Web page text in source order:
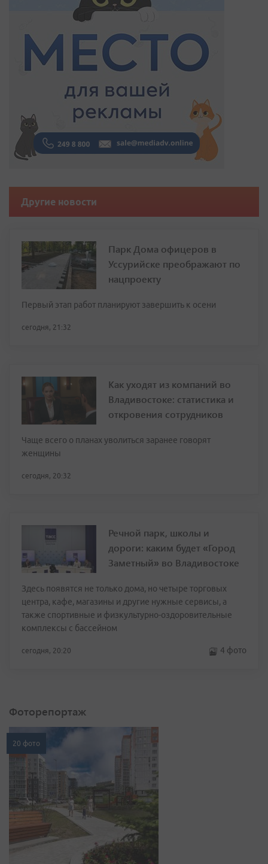
Другие новости
Парк Дома офицеров в
Уссурийске преображают по
нацпроекту
Первый этап работ планируют завершить к осени
сегодня, 21:32
Как уходят из компаний во
Владивостоке: статистика и
откровения сотрудников
Чаще всего о планах уволиться заранее говорят
женщины
сегодня, 20:32
Речной парк, школы и
дороги: каким будет «Город
Заметный» во Владивостоке
Здесь появятся не только дома, но четыре торговых
центра, кафе, магазины и другие нужные сервисы, а
также спортивные и физкультурно-оздоровительные
комплексы с бассейном
сегодня, 20:20 4 фото
Фоторепортаж
20 фото